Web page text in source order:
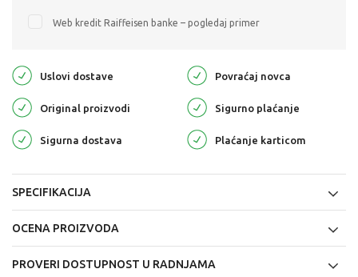
Web kredit Raiffeisen banke – pogledaj primer
Uslovi dostave Povraćaj novca
Original proizvodi Sigurno plaćanje
Sigurna dostava Plaćanje karticom
SPECIFIKACIJA
OCENA PROIZVODA
PROVERI DOSTUPNOST U RADNJAMA